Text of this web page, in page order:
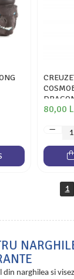
80,00
1
narghilea si